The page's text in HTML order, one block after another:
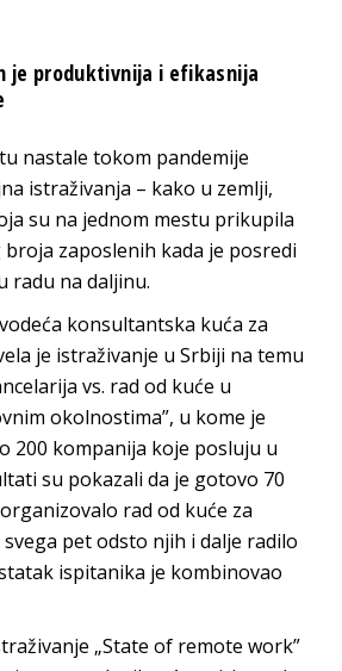
je produktivnija i efikasnija
nastale tokom pandemije
istraživanja – kako u zemlji,
su na jednom mestu prikupila
zaposlenih kada je posredi
radu na daljinu.
konsultantska kuća za
je istraživanje u Srbiji na temu
vs. rad od kuće u
okolnostima”, u kome je
200 kompanija koje posluju u
su pokazali da je gotovo 70
rad od kuće za
pet odsto njih i dalje radilo
ispitanika je kombinovao
„State of remote work”